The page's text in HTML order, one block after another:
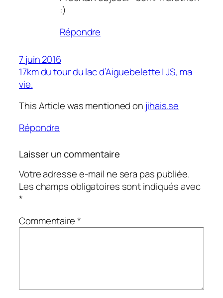
:)
Répondre
7 juin 2016
17km du tour du lac d’Aiguebelette | JS, ma
vie.
This Article was mentioned on jihais.se
Répondre
Laisser un commentaire
Votre adresse e-mail ne sera pas publiée.
Les champs obligatoires sont indiqués avec
*
Commentaire*